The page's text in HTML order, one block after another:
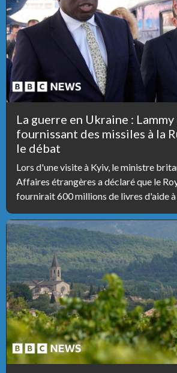
La guerre en Ukraine :
fournissant des missiles à la
le débat
Lors d'une visite à Kyiv, le ministre
Affaires étrangères a déclaré que le
fournirait 600 millions de livres d'aide